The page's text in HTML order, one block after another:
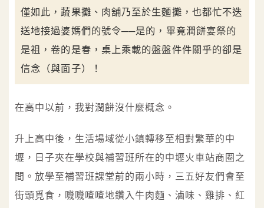
僅如此，蔬果攤、肉舖乃至於生麵攤，也都忙不迭
送地接過婆媽們的號令──是的，畢竟潤餅宴祭的
是祖，卷的是春，桌上乘載的盤盤件件關乎的卻是
信念（與面子）！
在高中以前，我對潤餅沒什麼概念。
升上高中後，生活場域從小鎮轉移至相對繁華的中
壢，日子夾在學校與補習班所在的中壢火車站商圈之
間。放學至補習班課堂前的兩小時，三五好友們會至
街頭覓食，嘰嘰喳喳地鑽入牛肉麵、滷味、雞排、紅